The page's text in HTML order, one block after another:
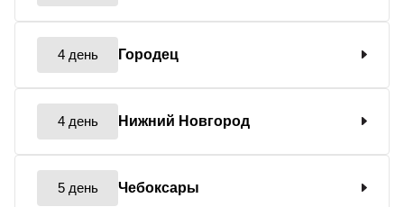
4 день Городец
4 день Нижний Новгород
5 день Чебоксары